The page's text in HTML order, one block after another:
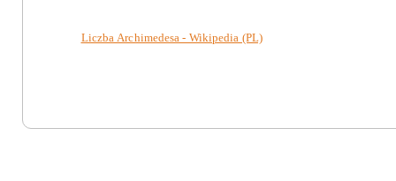
Liczba Archimedesa - Wikipedia (PL)